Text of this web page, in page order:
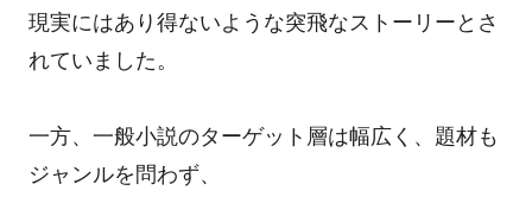
現実にはあり得ないような突飛なストーリーとさ
れていました。
一方、一般小説のターゲット層は幅広く、題材も
ジャンルを問わず、